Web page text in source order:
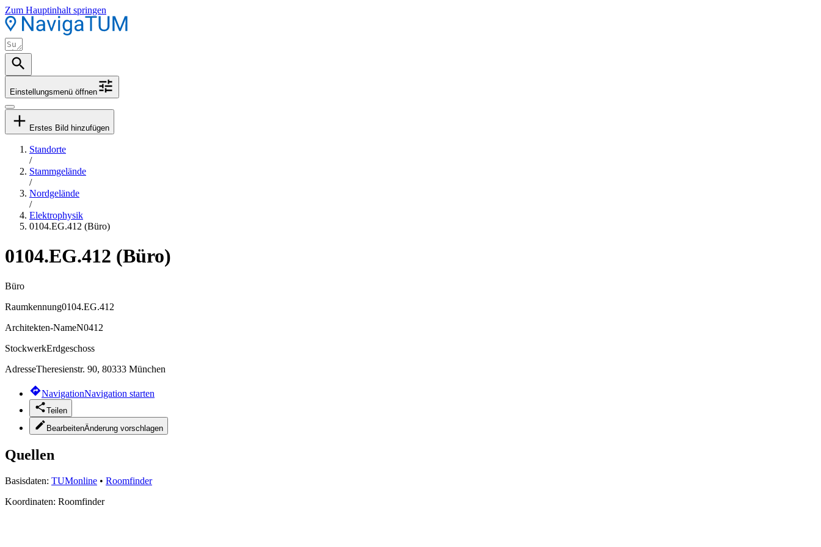
Zum Hauptinhalt springen
Einstellungsmenü öffnen
Erstes Bild hinzufügen
Standorte
/
Stammgelände
/
Nordgelände
/
Elektrophysik
0104.EG.412 (Büro)
0104.EG.412 (Büro)
Büro
Raumkennung0104.EG.412
Architekten-NameN0412
StockwerkErdgeschoss
AdresseTheresienstr. 90, 80333 München
NavigationNavigation starten
Teilen
BearbeitenÄnderung vorschlagen
Quellen
Basisdaten: TUMonline • Roomfinder
Koordinaten: Roomfinder